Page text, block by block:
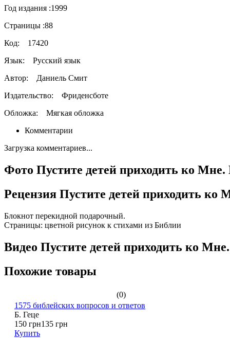
Год издания :1999
Страницы :88
Код: 17420
Язык: Русский язык
Автор:
Даниель Смит
Издательство:
Фриденсботе
Обложка: Мягкая обложка
Комментарии
Загрузка комментариев...
Фото Пустите детей приходить ко
Рецензия Пустите детей приходить ко
Блокнот перекидной подарочный.
Страницы: цветной рисунок к стихами из Библии
Видео Пустите детей приходить ко
Похожие товары
(0)
1575 библейских вопросов и ответов
Б. Геце
150 грн135 грн
Купить